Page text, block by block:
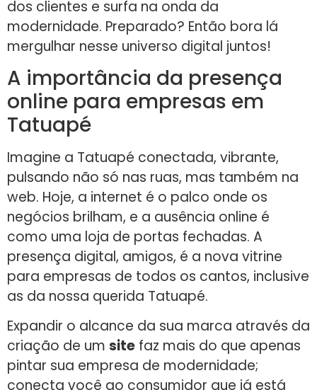
dos clientes e surfa na onda da
modernidade. Preparado? Então bora lá
mergulhar nesse universo digital juntos!
A importância da presença
online para empresas em
Tatuapé
Imagine a Tatuapé conectada, vibrante,
pulsando não só nas ruas, mas também na
web. Hoje, a internet é o palco onde os
negócios brilham, e a ausência online é
como uma loja de portas fechadas. A
presença digital, amigos, é a nova vitrine
para empresas de todos os cantos, inclusive
as da nossa querida Tatuapé.
Expandir o alcance da sua marca através da
criação de um site faz mais do que apenas
pintar sua empresa de modernidade;
conecta você ao consumidor que já está